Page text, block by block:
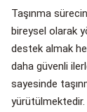
Taşınma
bireysel olarak
destek almak
daha güvenli
sayesinde